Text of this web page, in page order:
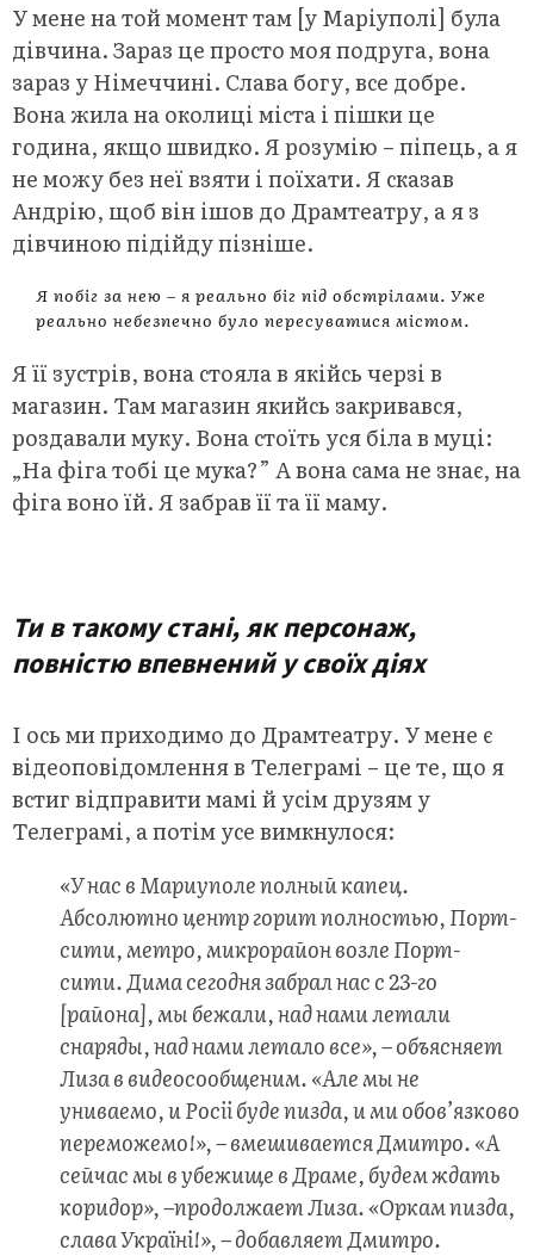
У мене на той момент там [у Маріуполі] була
дівчина. Зараз це просто моя подруга, вона
зараз у Німеччині. Слава богу, все добре.
Вона жила на околиці міста і пішки це
година, якщо швидко. Я розумію – піпець, а я
не можу без неї взяти і поїхати. Я сказав
Андрію, щоб він ішов до Драмтеатру, а я з
дівчиною підійду пізніше.
Я побіг за нею – я реально біг під обстрілами. Уже
реально небезпечно було пересуватися містом.
Я її зустрів, вона стояла в якійсь черзі в
магазин. Там магазин якийсь закривався,
роздавали муку. Вона стоїть уся біла в муці:
„На фіга тобі це мука?” А вона сама не знає, на
фіга воно їй. Я забрав її та її маму.
Ти в такому стані, як персонаж,
повністю впевнений у своїх діях
І ось ми приходимо до Драмтеатру. У мене є
відеоповідомлення в Телеграмі – це те, що я
встиг відправити мамі й усім друзям у
Телеграмі, а потім усе вимкнулося:
«У нас в Мариуполе полный капец.
Абсолютно центр горит полностью, Порт-
сити, метро, микрорайон возле Порт-
сити. Дима сегодня забрал нас с 23-го
[района], мы бежали, над нами летали
снаряды, над нами летало все», – объясняет
Лиза в видеосообщеним. «Але мы не
униваемо, и Росii буде пизда, и ми обовʼязково
переможемо!», – вмешивается Дмитро. «А
сейчас мы в убежище в Драме, будем ждать
коридор», –продолжает Лиза. «Оркам пизда,
слава Україні!», – добавляет Дмитро.